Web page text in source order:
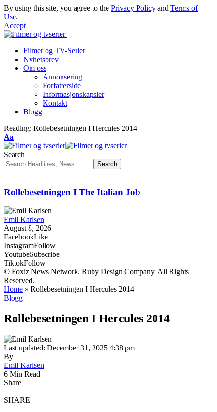
By using this site, you agree to the Privacy Policy and Terms of
Use.
Accept
Filmer og TV-Serier
Nyhetsbrev
Om oss
Annonsering
Forfatterside
Informasjonskapsler
Kontakt
Blogg
Reading: Rollebesetningen I Hercules 2014
Font
Resizer
Aa
Search
Rollebesetningen I The Italian Job
Emil Karlsen
August 8, 2026
FacebookLike
InstagramFollow
YoutubeSubscribe
TiktokFollow
© Foxiz News Network. Ruby Design Company. All Rights
Reserved.
Home » Rollebesetningen I Hercules 2014
Blogg
Rollebesetningen I Hercules 2014
Last updated: December 31, 2025 4:38 pm
By
Emil Karlsen
6 Min Read
Share
SHARE